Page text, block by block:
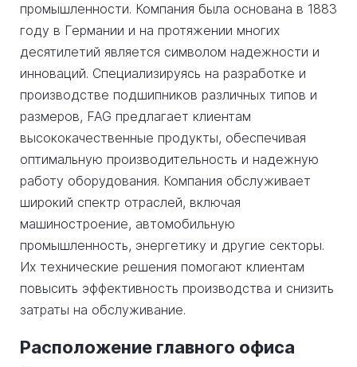
промышленности. Компания была основана в 1883
году в Германии и на протяжении многих
десятилетий является символом надежности и
инноваций. Специализируясь на разработке и
производстве подшипников различных типов и
размеров, FAG предлагает клиентам
высококачественные продукты, обеспечивая
оптимальную производительность и надежную
работу оборудования. Компания обслуживает
широкий спектр отраслей, включая
машиностроение, автомобильную
промышленность, энергетику и другие секторы.
Их технические решения помогают клиентам
повысить эффективность производства и снизить
затраты на обслуживание.
Расположение главного офиса